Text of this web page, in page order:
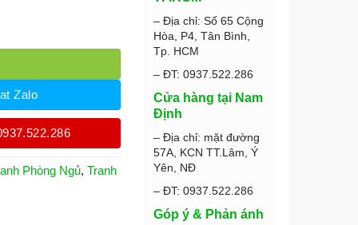
Zalo
Phòng Ngủ, Tranh
– Địa chỉ: Số 65 Cộng
Hòa, P4, Tân Bình,
Tp. HCM
– ĐT: 0937.522.286
Cửa hàng tại Nam
Định
– Địa chỉ: mặt đường
57A, KCN TT.Lâm, Ý
Yên, NĐ
– ĐT: 0937.522.286
Góp ý & Phản ánh